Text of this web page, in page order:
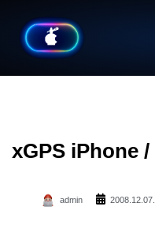
xGPS iPhone
admin